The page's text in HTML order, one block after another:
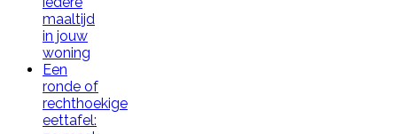
maaltijd
in jouw
woning
Een
ronde of
rechthoekige
eettafel: